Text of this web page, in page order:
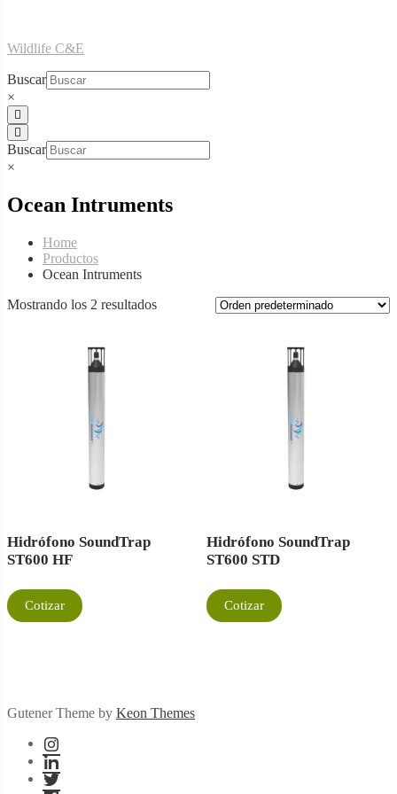
Skip
content
Wildlife C&E
Buscar
×
Buscar
×
Ocean Intruments
Home
Productos
Ocean Intruments
Mostrando los 2 resultados
Hidrófono SoundTrap
ST600 HF
Cotizar
Hidrófono SoundTrap
ST600 STD
Cotizar
Gutener Theme by Keon Themes